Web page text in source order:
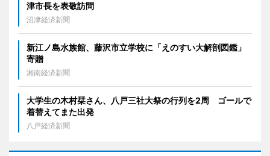
津市長を表敬訪問
沼津経済新聞
新江ノ島水族館、藤沢市立学校に「えのすい大解剖図鑑」
寄贈
湘南経済新聞
大学生の木村栞さん、八戸三社大祭の行列を2周 ゴールで
着替えてまた出発
八戸経済新聞